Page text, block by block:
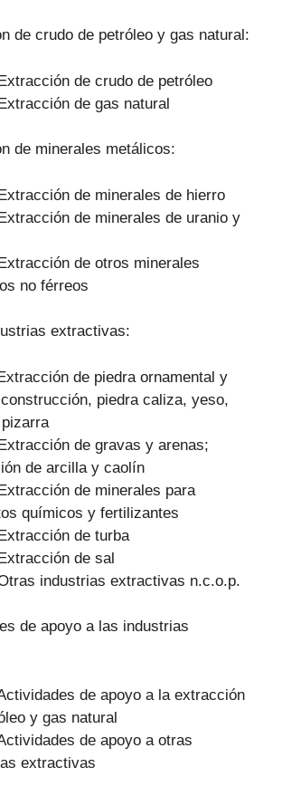
de crudo de petróleo y gas natural:
de crudo de petróleo
de gas natural
de minerales metálicos:
de minerales de hierro
de minerales de uranio y
de otros minerales
no férreos
extractivas:
de piedra ornamental y
piedra caliza, yeso,
de gravas y arenas;
de arcilla y caolín
de minerales para
químicos y fertilizantes
de turba
de sal
industrias extractivas n.c.o.p.
de apoyo a las industrias
de apoyo a la extracción
y gas natural
de apoyo a otras
extractivas